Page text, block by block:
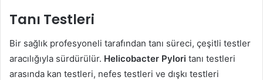
Tanı Testleri
Bir sağlık profesyoneli tarafından tanı süreci, çeşitli testler
aracılığıyla sürdürülür. Helicobacter Pylori tanı testleri
arasında kan testleri, nefes testleri ve dışkı testleri